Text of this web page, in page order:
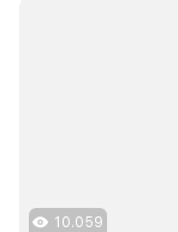
10.059